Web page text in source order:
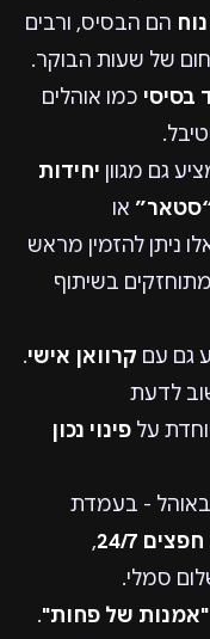
הם הבסיס, ורבים
של שעות הבוקר.
בסיסי כמו אוהלים
גם מגוון יחידות
או
ניתן להזמין מראש
בשיתוף
גם עם קרוואן אישי.
לדעת
על פינוי נכון
באוהל - בעמדת
24/7
,
סמלי.
"אמנות של פחות".